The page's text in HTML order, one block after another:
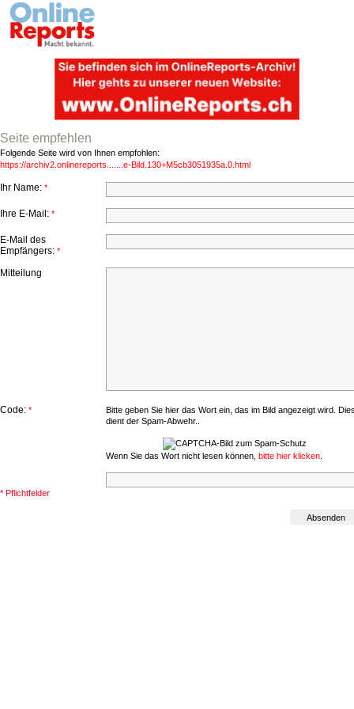
Seite empfehlen
Folgende Seite wird von Ihnen empfohlen:
https://archiv2.onlinereports.......e-Bild.130+M5cb3051935a.0.html
Ihr Name: *
Ihre E-Mail: *
E-Mail des
Empfängers: *
Mitteilung
Code: *
Bitte geben Sie hier das Wort ein, das im Bild angezeigt wird.
dient der Spam-Abwehr..
Wenn Sie das Wort nicht lesen können, bitte hier klicken
* Pflichtfelder